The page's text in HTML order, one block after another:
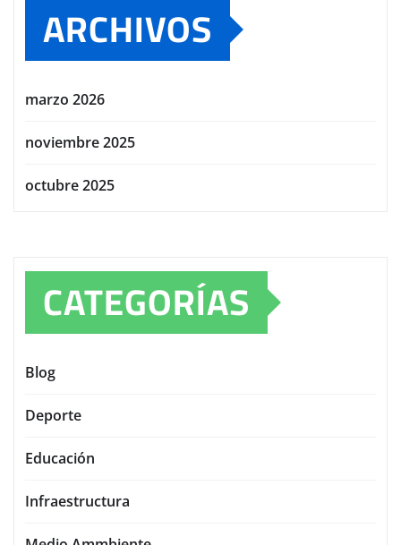
ARCHIVOS
marzo 2026
noviembre 2025
octubre 2025
CATEGORÍAS
Blog
Deporte
Educación
Infraestructura